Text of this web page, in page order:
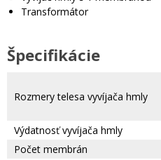
Transformátor
Špecifikácie
Rozmery telesa vyvíjača hmly
Výdatnosť vyvíjača hmly
Počet membrán